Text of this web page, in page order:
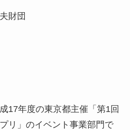
財団
17年度の東京都主催「第1回
リ」のイベント事業部門で